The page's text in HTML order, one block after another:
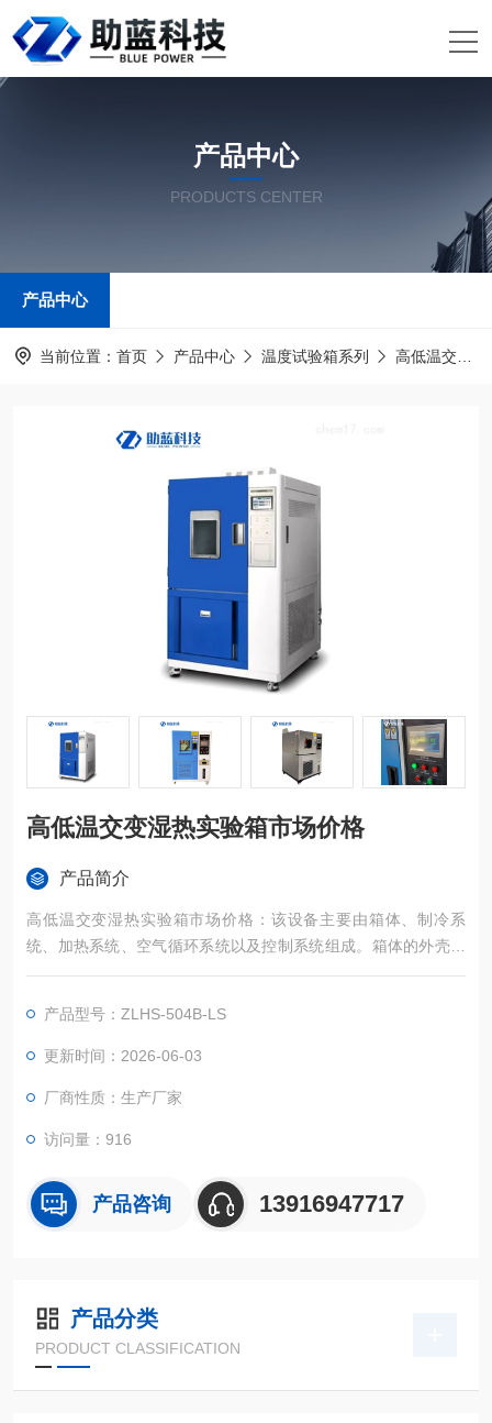
产品中心
PRODUCTS CENTER
产品中心
当前位置： 首页 产品中心 温度试验箱系列 高低温交变湿热试验箱
高低温交变湿热实验箱市场价格
产品简介
高低温交变湿热实验箱市场价格：该设备主要由箱体、制冷系
统、加热系统、空气循环系统以及控制系统组成。箱体的外壳为
采用冷轧钢板静电喷塑或雾面不锈钢，内胆采用优质镜面不锈钢
地看到试样的试验情况。
产品型号：ZLHS-504B-LS
更新时间：2026-06-03
厂商性质：生产厂家
访问量：916
产品咨询 13916947717
产品分类
PRODUCT CLASSIFICATION